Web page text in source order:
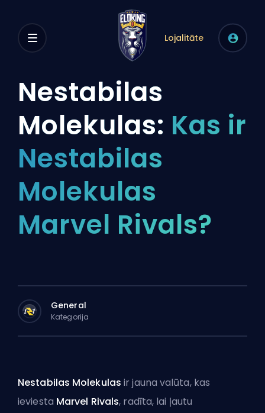
Lojalitāte
Nestabilas
Molekulas: Kas ir
Nestabilas
Molekulas
Marvel Rivals?
General
Kategorija
Nestabilas Molekulas ir jauna valūta, kas
ieviesta Marvel Rivals, radīta, lai ļautu